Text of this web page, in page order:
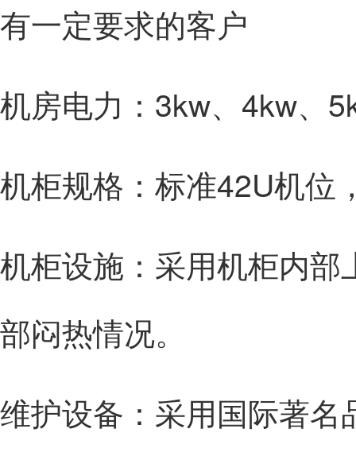
有一定要求的客户
机房电力：3kw、4kw、
机柜规格：标准42U机位
机柜设施：采用机柜内
部闷热情况。
维护设备：采用国际著